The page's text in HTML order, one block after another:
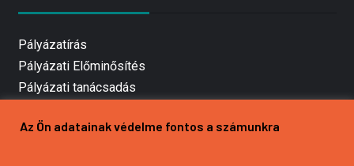
Pályázatírás
Pályázati Előminősítés
Pályázati tanácsadás
Mezőgazdasági pályázatírás
Az Ön adatainak védelme fontos a számunkra